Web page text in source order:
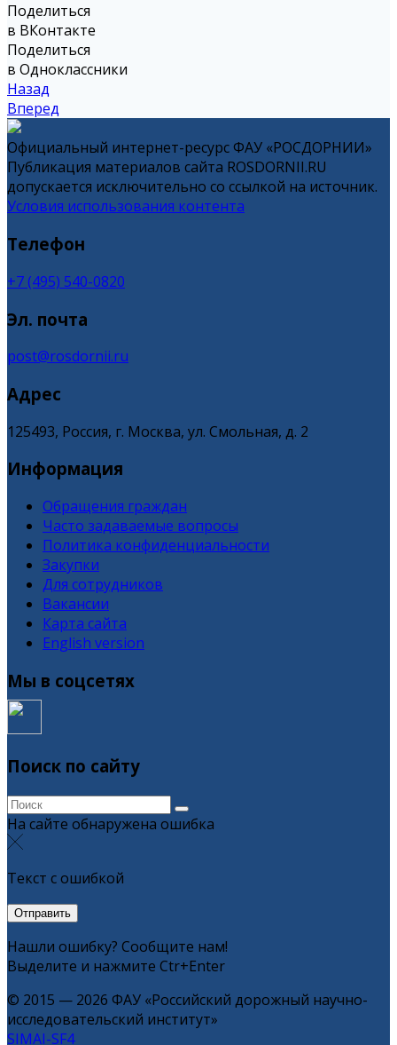
Поделиться
в ВКонтакте
Поделиться
в Одноклассники
Назад
Вперед
Официальный интернет-ресурс ФАУ «РОСДОРНИИ»
Публикация материалов сайта ROSDORNII.RU
допускается исключительно со ссылкой на источник.
Условия использования контента
Телефон
+7 (495) 540-0820
Эл. почта
post@rosdornii.ru
Адрес
125493, Россия, г. Москва, ул. Смольная, д. 2
Информация
Обращения граждан
Часто задаваемые вопросы
Политика конфиденциальности
Закупки
Для сотрудников
Вакансии
Карта сайта
English version
Мы в соцсетях
Поиск по сайту
На сайте обнаружена ошибка
Текст с ошибкой
Нашли ошибку? Сообщите нам!
Выделите и нажмите Ctr+Enter
© 2015 — 2026 ФАУ «Российский дорожный научно-
исследовательский институт»
SIMAI-SF4